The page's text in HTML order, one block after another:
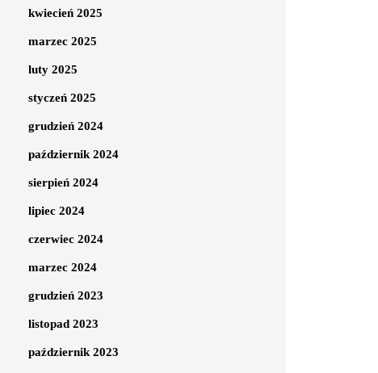
kwiecień 2025
marzec 2025
luty 2025
styczeń 2025
grudzień 2024
październik 2024
sierpień 2024
lipiec 2024
czerwiec 2024
marzec 2024
grudzień 2023
listopad 2023
październik 2023